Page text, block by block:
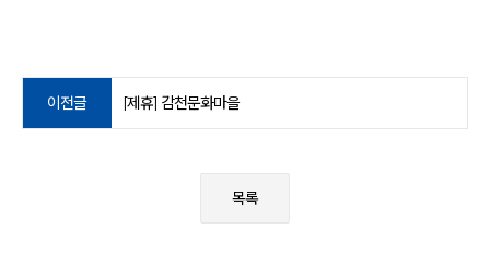
이전글 [제휴] 감천문화마을
목록